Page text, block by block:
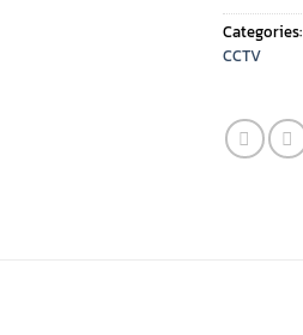
Categories:
CCTV